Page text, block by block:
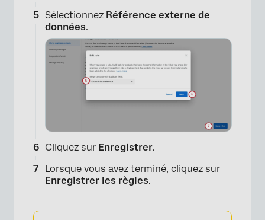
Sélectionnez Référence externe de
données.
Cliquez sur Enregistrer.
Lorsque vous avez terminé, cliquez sur
Enregistrer les règles.